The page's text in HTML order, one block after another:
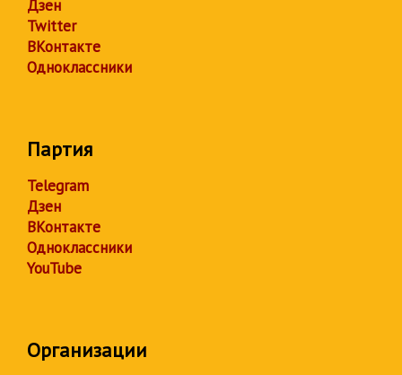
Дзен
Twitter
ВКонтакте
Одноклассники
Партия
Telegram
Дзен
ВКонтакте
Одноклассники
YouTube
Организации